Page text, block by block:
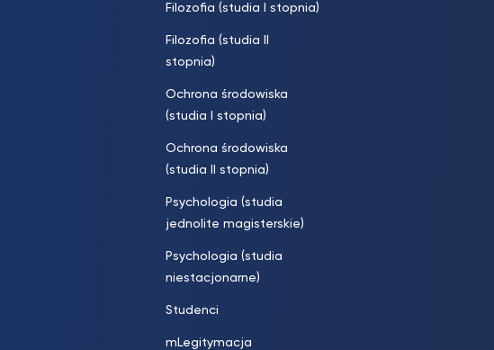
Filozofia (studia I stopnia)
Filozofia (studia II
stopnia)
Ochrona środowiska
(studia I stopnia)
Ochrona środowiska
(studia II stopnia)
Psychologia (studia
jednolite magisterskie)
Psychologia (studia
niestacjonarne)
Studenci
mLegitymacja